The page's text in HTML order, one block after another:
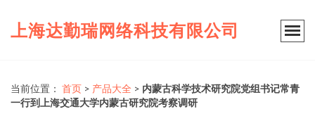
上海达勤瑞网络科技有限公司
当前位置： 首页 > 产品大全 > 内蒙古科学技术研究院党组书记常青
一行到上海交通大学内蒙古研究院考察调研